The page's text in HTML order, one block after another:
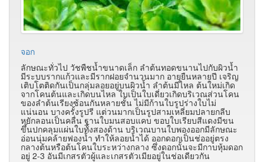
จอก
ลักษณะทั่วไป วัชพืชน้ำขนาดเล็ก ลำต้นทอดขนานไปกับผิวน้ำ
มีระบบรากแก้วและมีรากฝอยจำนวนมาก อายุยืนหลายปี เจริญ
เติบโตติดกันเป็นกลุ่มลอยอยู่บนผิวน้ำ ลำต้นมีไหล ต้นใหม่เกิด
จากโคนต้นและเกิดบนไหล ใบเป็นใบเดี่ยวเกิดบริเวณส่วนโคน
ของลำต้นเรียงซ้อนกันหลายชั้น ไม่มีก้านใบรูปร่างใบไม่
แน่นอน บางครั้งรูปรี แต่วนมากเป็นรูปสามเหลี่ยมปลายกลีบ
หยักลอนเป็นคลื่น ฐานใบมนสอบแคบ ขอบใบเรียบสีแดงมีขน
ขึ้นปกคลุมแผ่นใบทั้งสองด้าน บริเวณบานใบพองออกมีลักษณะ
อ่อนนุ่มคล้ายฟองน้ำ ทำให้ลอยน้ำได้ ออกดอกเป็นช่ออยู่ตรง
กลางต้นหรือต้นโคนใบระหว่างกลาง ซึ่งดอกนั้นจะมีกาบหุ้มดอก
อยู่ 2-3 อันมีเกสรตัวผู้และเกสรตัวเมียอยู่ในช่อเดียวกัน